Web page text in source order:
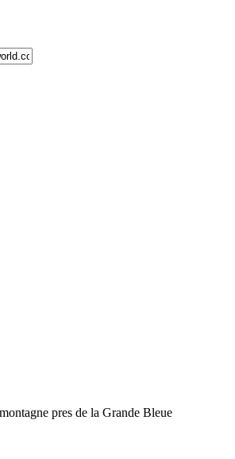
pres de la Grande Bleue